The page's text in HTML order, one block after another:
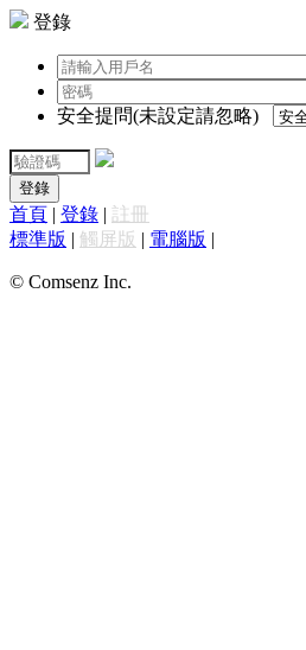
登錄
安全提問(未設定請忽略)
登錄
首頁 | 登錄 | 註冊
標準版 | 觸屏版 | 電腦版 |
© Comsenz Inc.